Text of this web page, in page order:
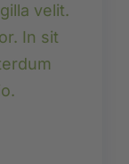
velit.
In sit